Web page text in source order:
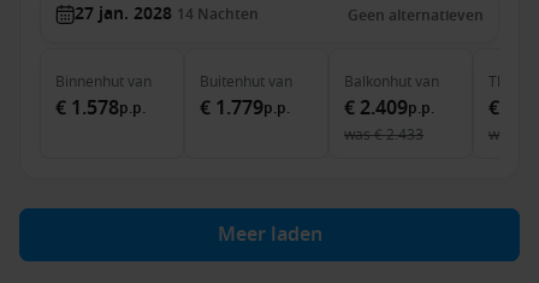
27 jan. 2028 14 Nachten Geen alternatieven
Binnenhutvan
€ 1.578p.p.
Buitenhutvan
€ 1.779p.p.
Balkonhutvan
€ 2.409p.p.
was€ 2.433
The
€
was
Meer laden